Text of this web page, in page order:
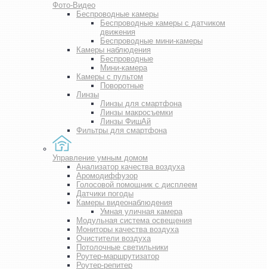
Фото-Видео
Беспроводные камеры
Беспроводные камеры с датчиком
движения
Беспроводные мини-камеры
Камеры наблюдения
Беспроводные
Мини-камера
Камеры с пультом
Поворотные
Линзы
Линзы для смартфона
Линзы макросъемки
Линзы ФишАй
Фильтры для смартфона
Управление умным домом
Анализатор качества воздуха
Аромодиффузор
Голосовой помощник с дисплеем
Датчики погоды
Камеры видеонаблюдения
Умная уличная камера
Модульная система освещения
Мониторы качества воздуха
Очистители воздуха
Потолочные светильники
Роутер-маршрутизатор
Роутер-репитер